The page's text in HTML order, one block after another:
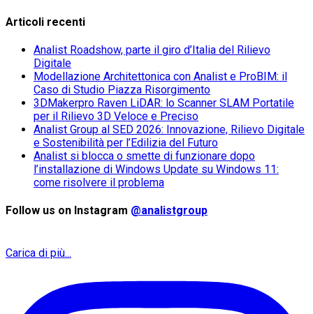
Articoli recenti
Analist Roadshow, parte il giro d’Italia del Rilievo
Digitale
Modellazione Architettonica con Analist e ProBIM: il
Caso di Studio Piazza Risorgimento
3DMakerpro Raven LiDAR: lo Scanner SLAM Portatile
per il Rilievo 3D Veloce e Preciso
Analist Group al SED 2026: Innovazione, Rilievo Digitale
e Sostenibilità per l’Edilizia del Futuro
Analist si blocca o smette di funzionare dopo
l’installazione di Windows Update su Windows 11:
come risolvere il problema
Follow us on Instagram @analistgroup
Carica di più...